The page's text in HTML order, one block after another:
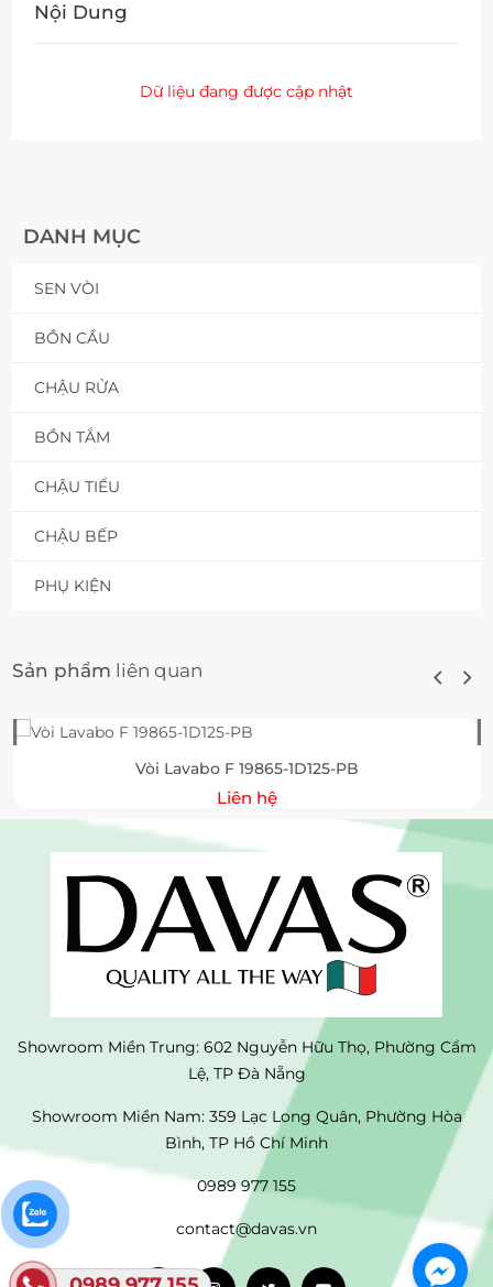
DANH MỤC
SEN VÒI
BỒN CẦU
CHẬU RỬA
BỒN TẮM
CHẬU TIỂU
CHẬU BẾP
PHỤ KIỆN
Nội Dung
Dữ liệu đang được cập nhật
Sản phẩm liên quan
Vòi Lavabo F 19865-1D125-PB
Liên hệ
Showroom Miền Trung: 602 Nguyễn Hữu Thọ, Phường Cẩm
Lệ, TP Đà Nẵng
Showroom Miền Nam: 359 Lạc Long Quân, Phường Hòa
Bình, TP Hồ Chí Minh
0989 977 155
contact@davas.vn